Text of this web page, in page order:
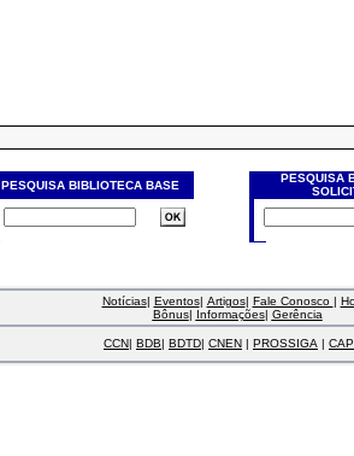
PESQUISA BIBLIOTECA BASE
PESQUISA
Notícias| Eventos| Artigos| Fale Conosco |
Bônus| Informações| Gerência
CCN| BDB| BDTD| CNEN | PROSSIGA |